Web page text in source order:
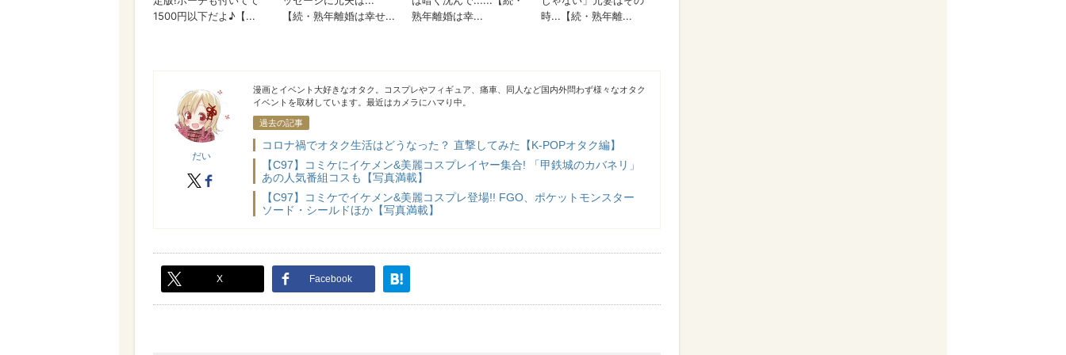
だい
X
漫画とイベント大好きなオタク。コスプレやフィギュア、痛車、同人など国内外問わず様々なオタク
イベントを取材しています。最近はカメラにハマり中。
過去の記事
コロナ禍でオタク生活はどうなった？ 直撃してみた【K-POPオタク編】
【C97】コミケにイケメン&美麗コスプレイヤー集合! 「甲鉄城のカバネリ」
あの人気番組コスも【写真満載】
【C97】コミケでイケメン&美麗コスプレ登場!! FGO、ポケットモンスター
ソード・シールドほか【写真満載】
X Facebook